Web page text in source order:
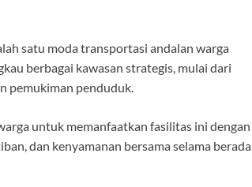
satu moda transportasi andalan warga
berbagai kawasan strategis, mulai dari
pemukiman penduduk.
untuk memanfaatkan fasilitas ini dengan
dan kenyamanan bersama selama berada